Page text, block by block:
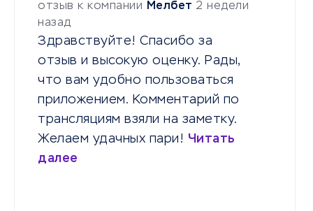
отзыв к компании Мелбет 2 недели
назад
Здравствуйте! Спасибо за
отзыв и высокую оценку. Рады,
что вам удобно пользоваться
приложением. Комментарий по
трансляциям взяли на заметку.
Желаем удачных пари! Читать
далее